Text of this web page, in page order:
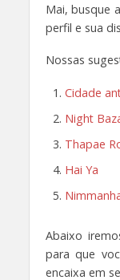
Mai, busque
perfil e sua
Nossas
Cidade
Night
Thapae
Hai Ya
Abaixo
para que
encaixa em